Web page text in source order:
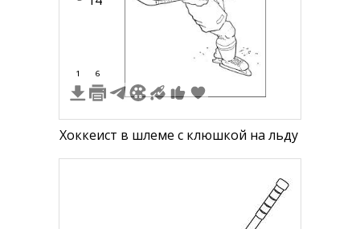
1 6
Хоккеист в шлеме с клюшкой на льду